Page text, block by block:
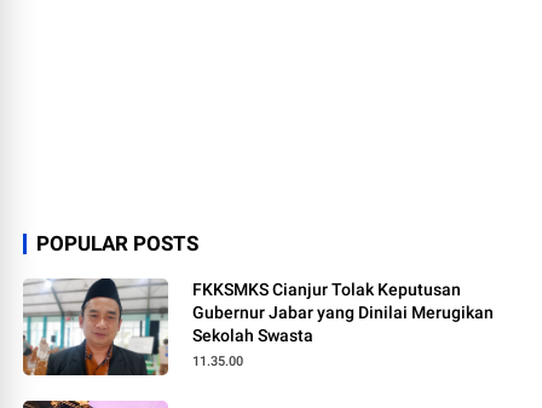
POPULAR POSTS
FKKSMKS Cianjur Tolak Keputusan
Gubernur Jabar yang Dinilai Merugikan
Sekolah Swasta
11.35.00